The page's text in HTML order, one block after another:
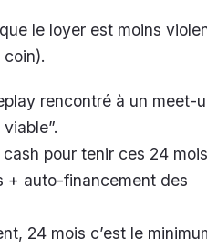
le loyer est moins
rencontré à un meet-
pour tenir ces 24
+ auto-financement des
24 mois c’est le